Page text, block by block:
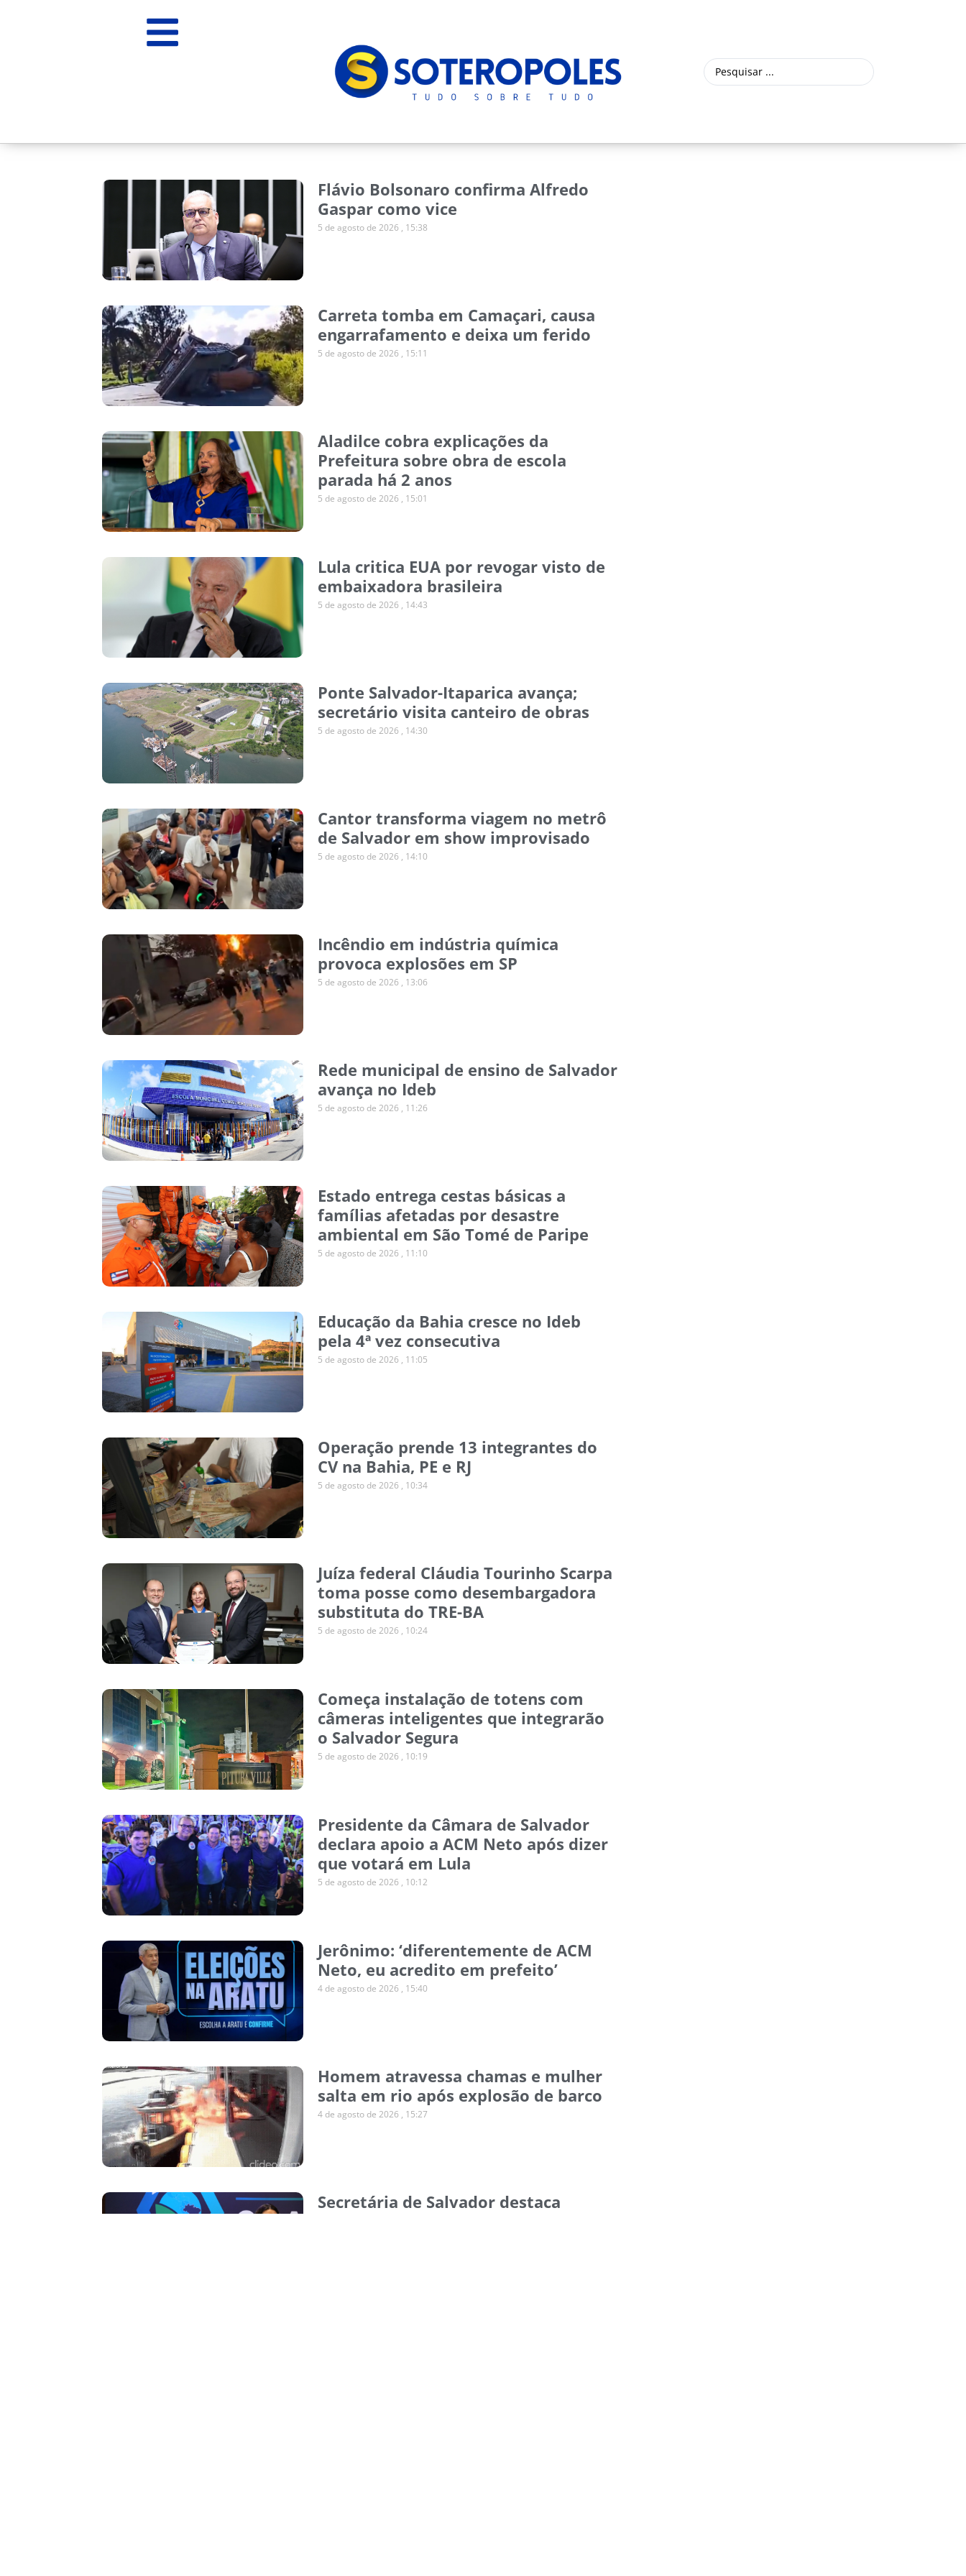
Flávio Bolsonaro confirma Alfredo
Gaspar como vice
5 de agosto de 2026 15:38
Carreta tomba em Camaçari, causa
engarrafamento e deixa um ferido
5 de agosto de 2026 15:11
Aladilce cobra explicações da
Prefeitura sobre obra de escola
parada há 2 anos
5 de agosto de 2026 15:01
Lula critica EUA por revogar visto de
embaixadora brasileira
5 de agosto de 2026 14:43
Ponte Salvador-Itaparica avança;
secretário visita canteiro de obras
5 de agosto de 2026 14:30
Cantor transforma viagem no metrô
de Salvador em show improvisado
5 de agosto de 2026 14:10
Incêndio em indústria química
provoca explosões em SP
5 de agosto de 2026 13:06
Rede municipal de ensino de Salvador
avança no Ideb
5 de agosto de 2026 11:26
Estado entrega cestas básicas a
famílias afetadas por desastre
ambiental em São Tomé de Paripe
5 de agosto de 2026 11:10
Educação da Bahia cresce no Ideb
pela 4ª vez consecutiva
5 de agosto de 2026 11:05
Operação prende 13 integrantes do
CV na Bahia, PE e RJ
5 de agosto de 2026 10:34
Juíza federal Cláudia Tourinho Scarpa
toma posse como desembargadora
substituta do TRE-BA
5 de agosto de 2026 10:24
Começa instalação de totens com
câmeras inteligentes que integrarão
o Salvador Segura
5 de agosto de 2026 10:19
Presidente da Câmara de Salvador
declara apoio a ACM Neto após dizer
que votará em Lula
5 de agosto de 2026 10:12
Jerônimo: ‘diferentemente de ACM
Neto, eu acredito em prefeito’
4 de agosto de 2026 15:40
Homem atravessa chamas e mulher
salta em rio após explosão de barco
4 de agosto de 2026 15:27
Secretária de Salvador destaca